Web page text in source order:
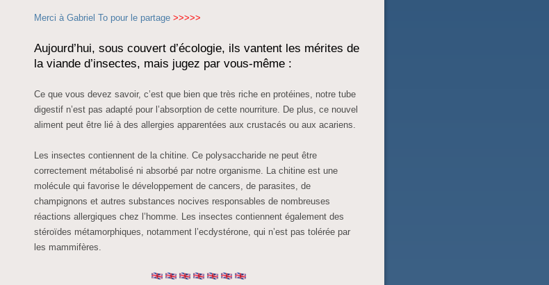
Merci à Gabriel To pour le partage >>>>>
Aujourd’hui, sous couvert d’écologie, ils vantent les mérites de
la viande d’insectes, mais jugez par vous-même :
Ce que vous devez savoir, c’est que bien que très riche en protéines, notre tube
digestif n’est pas adapté pour l’absorption de cette nourriture. De plus, ce nouvel
aliment peut être lié à des allergies apparentées aux crustacés ou aux acariens.
Les insectes contiennent de la chitine. Ce polysaccharide ne peut être
correctement métabolisé ni absorbé par notre organisme. La chitine est une
molécule qui favorise le développement de cancers, de parasites, de
champignons et autres substances nocives responsables de nombreuses
réactions allergiques chez l’homme. Les insectes contiennent également des
stéroïdes métamorphiques, notamment l’ecdystérone, qui n’est pas tolérée par
les mammifères.